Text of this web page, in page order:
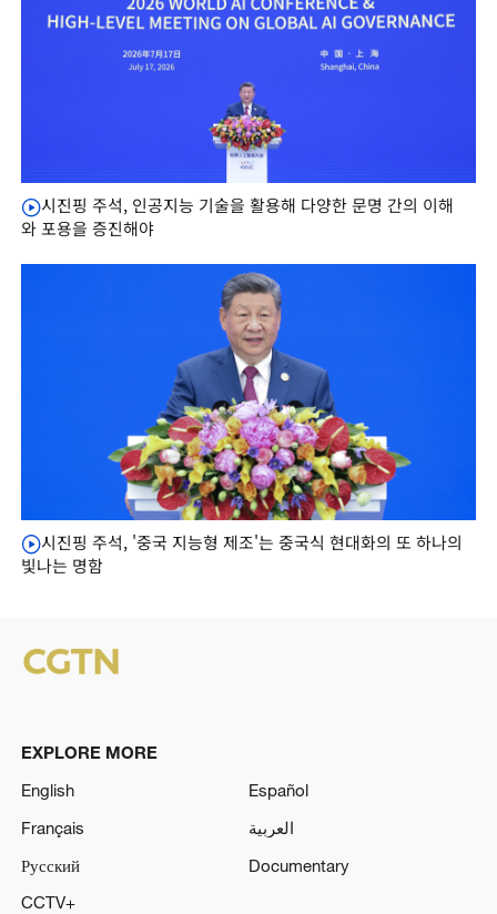
시진핑 주석, 인공지능 기술을 활용해 다양한 문명 간의 이해
와 포용을 증진해야
시진핑 주석, '중국 지능형 제조'는 중국식 현대화의 또 하나의
빛나는 명함
EXPLORE MORE
English
Español
Français
العربية
Русский
Documentary
CCTV+